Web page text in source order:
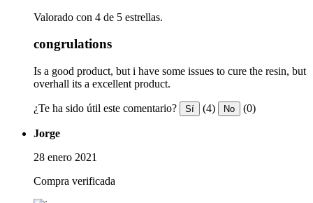
Valorado con 4 de 5 estrellas.
congrulations
Is a good product, but i have some issues to cure the resin, but
overhall its a excellent product.
¿Te ha sido útil este comentario? Sí (4) No (0)
Jorge
28 enero 2021
Compra verificada